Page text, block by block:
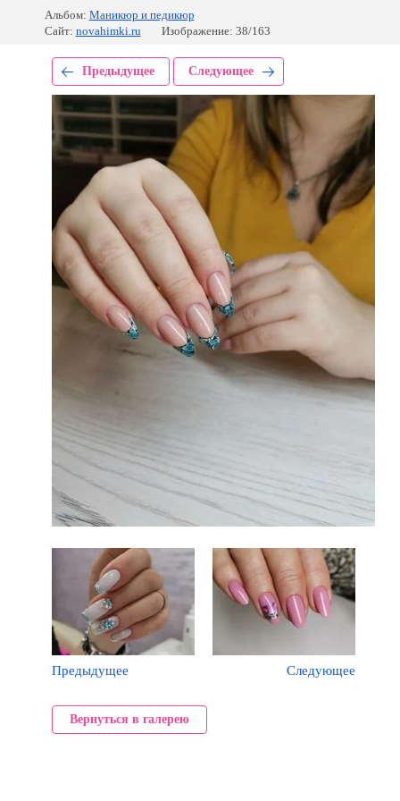
Альбом: Маникюр и педикюр
Сайт: novahimki.ru Изображение: 38/163
Предыдущее Следующее
Предыдущее Следующее
Вернуться в галерею